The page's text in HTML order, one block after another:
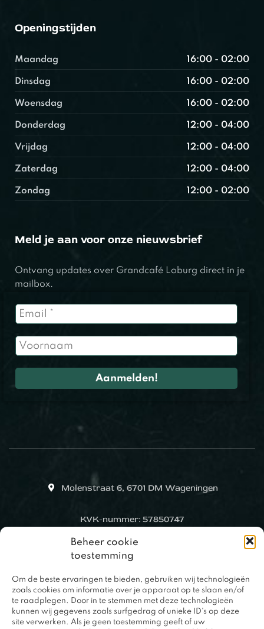
Beheer cookie
toestemming
Om de beste ervaringen te bieden, gebruiken wij technologieën
zoals cookies om informatie over je apparaat op te slaan en/of
te raadplegen. Door in te stemmen met deze technologieën
kunnen wij gegevens zoals surfgedrag of unieke ID's op deze
site verwerken. Als je geen toestemming geeft of uw
Openingstijden
Maandag 16:00 - 02:00
Dinsdag 16:00 - 02:00
Woensdag 16:00 - 02:00
Donderdag 12:00 - 04:00
Vrijdag 12:00 - 04:00
Zaterdag 12:00 - 04:00
Zondag 12:00 - 02:00
Meld je aan voor onze nieuwsbrief
Ontvang updates over Grandcafé Loburg direct in je
mailbox.
Molenstraat 6, 6701 DM Wageningen
KVK-nummer: 57850747